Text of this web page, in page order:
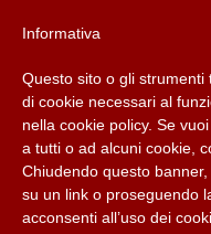
Informativa
Questo sito o gli
di cookie necessari al
nella cookie policy. Se
a tutti o ad alcuni cookie,
Chiudendo questo
su un link o proseguendo
acconsenti all’uso dei